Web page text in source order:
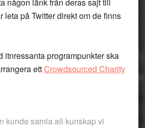
leta på Twitter direkt om de finns
itnressanta programpunkter ska
ettCrowdsourced Charity
kunde samla all kunskap vi